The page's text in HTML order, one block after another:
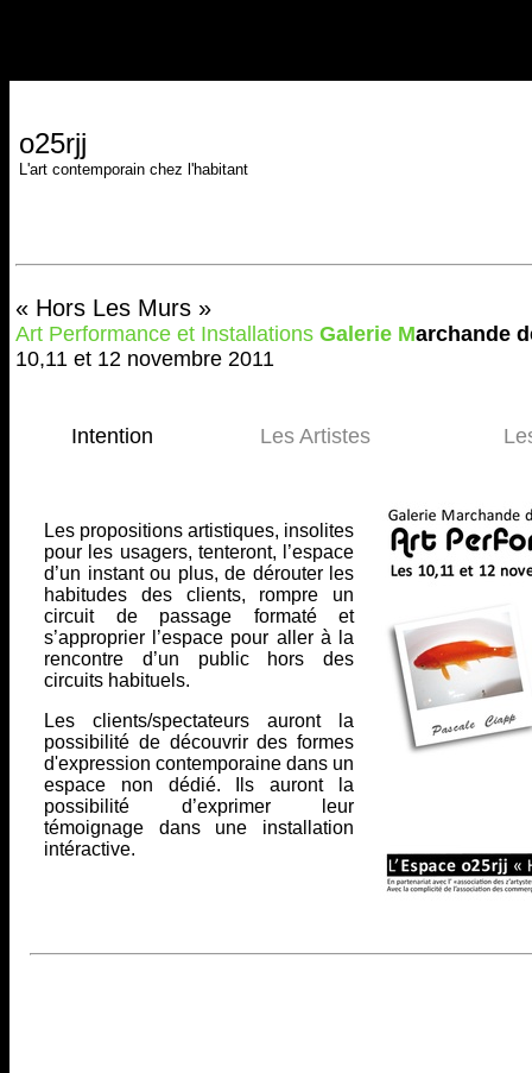
o25rjj
L'art contemporain chez l'habitant
« Hors Les Murs »
Art Performance et Installations Galerie Marchande
10,11 et 12 novembre 2011
Intention Les Artistes
Les propositions artistiques, insolites
pour les usagers, tenteront, l’espace
d’un instant ou plus, de dérouter les
habitudes des clients, rompre un
circuit de passage formaté et
s’approprier l’espace pour aller à la
rencontre d’un public hors des
circuits habituels.
Les clients/spectateurs auront la
possibilité de découvrir des formes
d'expression contemporaine dans un
espace non dédié. Ils auront la
possibilité d’exprimer leur
témoignage dans une installation
intéractive.